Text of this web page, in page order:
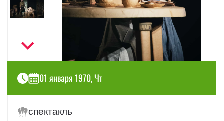
01 января 1970, Чт
спектакль